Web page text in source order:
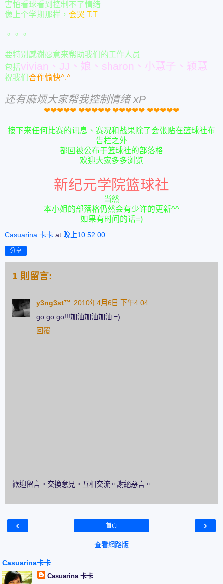
害怕看球看到控制不了情绪
像上个学期那样， 会哭 T.T
。。。
要特别感谢愿意来帮助我们的工作人员
包括vivian、JJ、娘、sharon、小慧子、颖慧
祝我们 合作愉快^.^
还有麻烦大家帮我控制情绪 xP
❤❤❤❤❤ ❤❤❤❤❤ ❤❤❤❤❤ ❤❤❤❤❤
接下来任何比赛的讯息、赛况和战果除了会张贴在篮球社布
告栏之外
都回被公布于篮球社的部落格
欢迎大家多多浏览
新纪元学院篮球社
当然
本小姐的部落格仍然会有少许的更新^^
如果有时间的话=)
Casuarina 卡卡 at 晚上10:52:00
分享
1 則留言:
y3ng3st™ 2010年4月6日 下午4:04
go go go!!!加油加油加油 =)
回覆
歡迎留言。交換意見。互相交流。謝絕惡言。
‹ ›
首頁
查看網路版
Casuarina卡卡
Casuarina 卡卡